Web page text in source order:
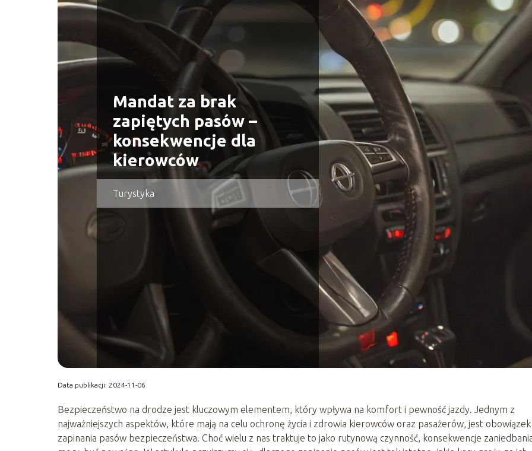
Mandat za brak
zapiętych pasów –
konsekwencje dla
kierowców
Turystyka
Data publikacji: 2024-11-06
Bezpieczeństwo na drodze jest kluczowym elementem, który wpływa na komfort i pewność jazdy. Jednym z
najważniejszych aspektów, które mają na celu ochronę życia i zdrowia kierowców oraz pasażerów, jest obowiązek
zapinania pasów bezpieczeństwa. Choć wielu z nas traktuje to jako rutynową czynność, konsekwencje